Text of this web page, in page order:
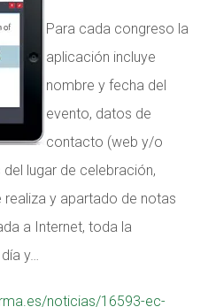
Para cada congreso la
aplicación incluye
nombre y fecha del
evento, datos de
contacto (web y/o
lugar de celebración,
y apartado de notas
a Internet, toda la
y…
noticias/16593-ec-